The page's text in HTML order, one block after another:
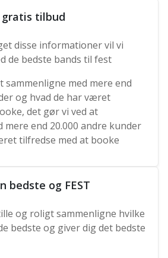
tilbud
disse informationer vil vi
de bedste bands til fest
sammenligne med mere end
og hvad de har været
det gør vi ved at
mere end 20.000 andre kunder
tilfredse med at booke
bedste og FEST
og roligt sammenligne hvilke
bedste og giver dig det bedste